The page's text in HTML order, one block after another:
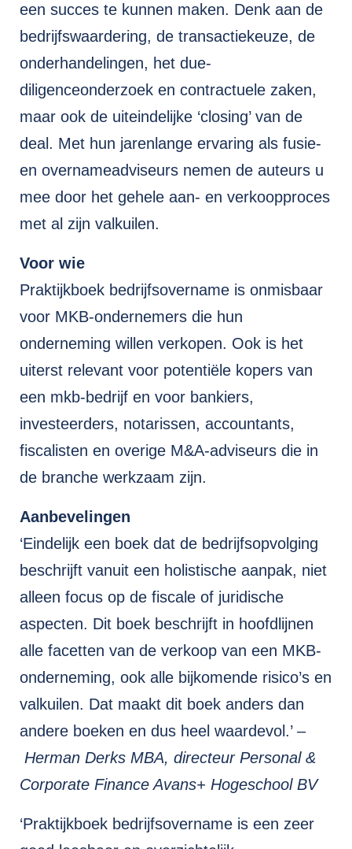
een succes te kunnen maken. Denk aan de
bedrijfswaardering, de transactiekeuze, de
onderhandelingen, het due-
diligenceonderzoek en contractuele zaken,
maar ook de uiteindelijke ‘closing’ van de
deal. Met hun jarenlange ervaring als fusie-
en overnameadviseurs nemen de auteurs u
mee door het gehele aan- en verkoopproces
met al zijn valkuilen.
Voor wie
Praktijkboek bedrijfsovername is onmisbaar
voor MKB-ondernemers die hun
onderneming willen verkopen. Ook is het
uiterst relevant voor potentiële kopers van
een mkb-bedrijf en voor bankiers,
investeerders, notarissen, accountants,
fiscalisten en overige M&A-adviseurs die in
de branche werkzaam zijn.
Aanbevelingen
‘Eindelijk een boek dat de bedrijfsopvolging
beschrijft vanuit een holistische aanpak, niet
alleen focus op de fiscale of juridische
aspecten. Dit boek beschrijft in hoofdlijnen
alle facetten van de verkoop van een MKB-
onderneming, ook alle bijkomende risico’s en
valkuilen. Dat maakt dit boek anders dan
andere boeken en dus heel waardevol.’ –
Herman Derks MBA, directeur Personal &
Corporate Finance Avans+ Hogeschool BV
‘Praktijkboek bedrijfsovername is een zeer